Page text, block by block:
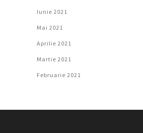
Iunie 2021
Mai 2021
Aprilie 2021
Martie 2021
Februarie 2021